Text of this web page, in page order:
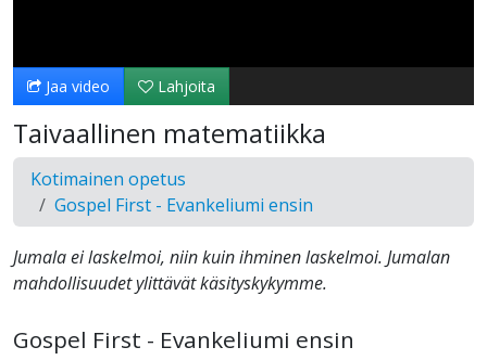
Jaa video Lahjoita
Taivaallinen matematiikka
Kotimainen opetus
Gospel First - Evankeliumi ensin
Jumala ei laskelmoi, niin kuin ihminen laskelmoi. Jumalan
mahdollisuudet ylittävät käsityskykymme.
Gospel First - Evankeliumi ensin